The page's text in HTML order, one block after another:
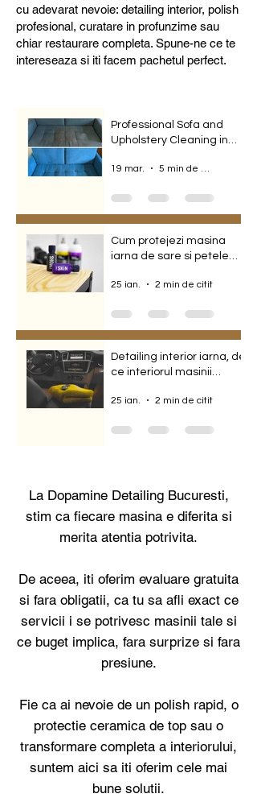
cu adevarat nevoie: detailing interior, polish
profesional, curatare in profunzime sau
chiar restaurare completa. Spune-ne ce te
intereseaza si iti facem pachetul perfect.
Professional Sofa and
Upholstery Cleaning in
Results & Fast Booking
19 mar.
Cum protejezi masina
iarna de sare si petele
ceramica
25 ian. 2 min de citit
Detailing interior iarna, de
ce interiorul masinii
acest sezon
25 ian. 2 min de citit
La Dopamine Detailing Bucuresti,
stim ca fiecare masina e diferita si
merita atentia potrivita.
De aceea, iti oferim evaluare gratuita
si fara obligatii, ca tu sa afli exact ce
servicii i se potrivesc masinii tale si
ce buget implica, fara surprize si fara
presiune.
Fie ca ai nevoie de un polish rapid, o
protectie ceramica de top sau o
transformare completa a interiorului,
suntem aici sa iti oferim cele mai
bune solutii.